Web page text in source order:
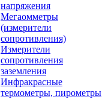
напряжения
Мегаомметры
(измерители
сопротивления)
Измерители
сопротивления
заземления
Инфракрасные
термометры, пирометры